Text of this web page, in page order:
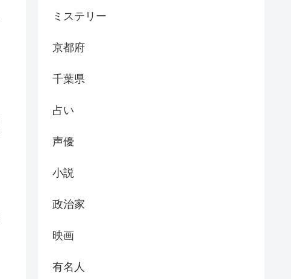
ミステリー
京都府
千葉県
占い
声優
小説
政治家
映画
有名人